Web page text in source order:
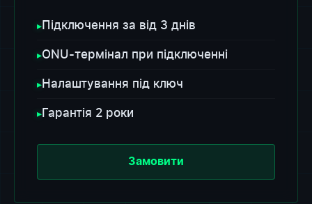
▸Підключення за від 3 днів
▸ONU-термінал при підключенні
▸Налаштування під ключ
▸Гарантія 2 роки
Замовити